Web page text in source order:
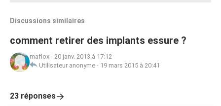
Discussions similaires
comment retirer des implants essure ?
maflox - 20 janv. 2013 à 17:12
Utilisateur anonyme - 19 mars 2015 à 20:41
23 réponses